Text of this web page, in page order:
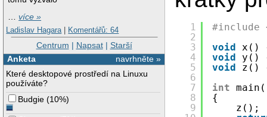
…více »
Ladislav Hagara | Komentářů: 64
Centrum | Napsat| Starší
navrhněte »
Anketa
Které desktopové prostředí na Linuxu
používáte?
Budgie (10%)
1
2
3
4
5
6
7
8
9
#include
void
void
y()
void
z()
int
{
z();